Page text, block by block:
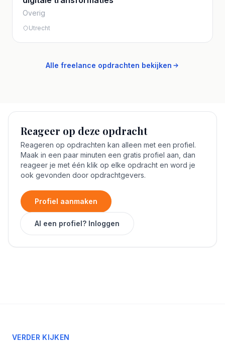
Overig
Utrecht
Alle freelance opdrachten bekijken
Reageer op deze opdracht
Reageren op opdrachten kan alleen met een profiel.
Maak in een paar minuten een gratis profiel aan, dan
reageer je met één klik op elke opdracht en word je
ook gevonden door opdrachtgevers.
Profiel aanmaken
Al een profiel? Inloggen
VERDER KIJKEN